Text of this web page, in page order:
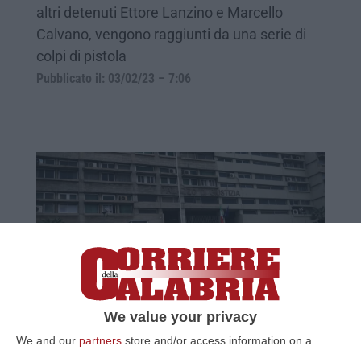
We value your privacy
We and our partners store and/or access information on a
altri detenuti Ettore Lanzino e Marcello
Calvano, vengono raggiunti da una serie di
colpi di pistola
Pubblicato il: 03/02/23 – 7:06
Processo Bergamini, Mario Pranno:
«Garofalo si è inventato tutto»